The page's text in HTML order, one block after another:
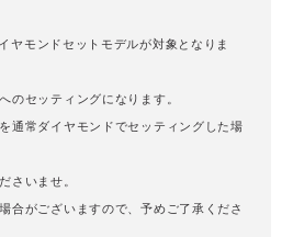
ヤモンドセットモデルが対象となりま
のセッティングになります。
通常ダイヤモンドでセッティングした場
さいませ。
合がございますので、予めご了承くださ